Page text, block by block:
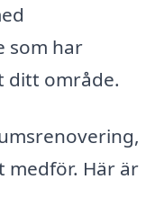
som har
ditt område.
medför. Här är